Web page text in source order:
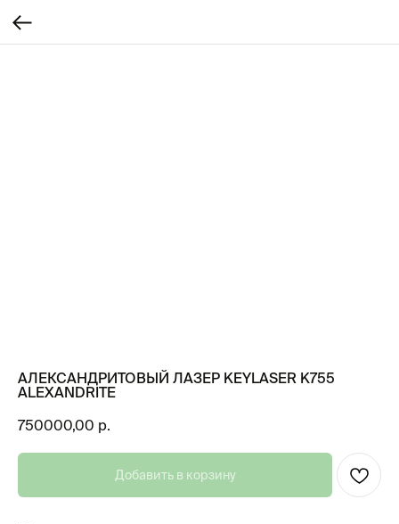
АЛЕКСАНДРИТОВЫЙ ЛАЗЕР KEYLASER K755
ALEXANDRITE
750000,00 р.
Добавить в корзину